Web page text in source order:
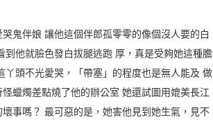
鬼伴娘 讓他這個伴郎孤零零的像個沒人要的白
他就臉色發白拔腿逃跑 厚，真是受夠她這種膽
頭不光愛哭，「帶塞」的程度也是無人能及 做
蠟燭差點燒了他的辦公室 她還試圖用媲美長江
事嗎？ 最可惡的是，她害他見到她生氣，見不